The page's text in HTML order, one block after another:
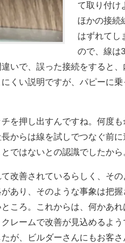
て取り付け
ほかの接続
はずれてし
ので、線は
いで、誤った接続をすると
くい説明ですが、パピーに
を押し出すんですね。何度
からは線を試しでつなぐ前
ではないとの認識でしたから
改善されているらしく、そ
あり、そのような事象は把
ころ。これからは、何かあ
レームで改善が見込めるよ
が、ビルダーさんにもお客